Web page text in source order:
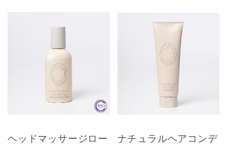
ヘッドマッサージロー
ナチュラルヘアコンデ